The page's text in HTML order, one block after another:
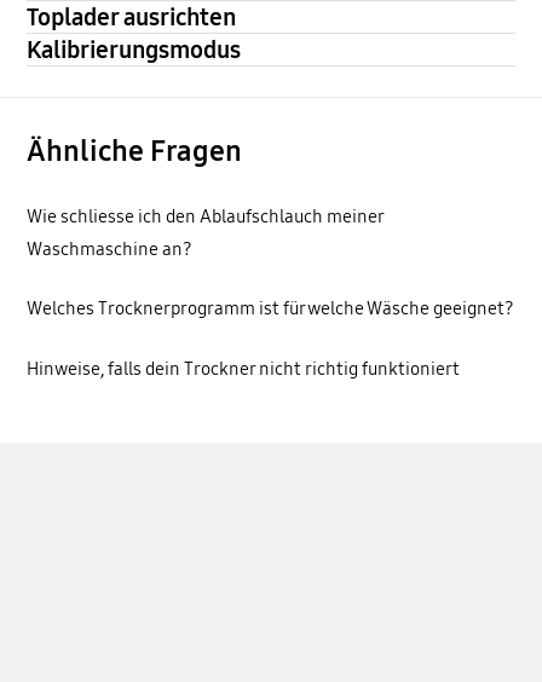
Toplader ausrichten
Kalibrierungsmodus
Ähnliche Fragen
Wie schliesse ich den Ablaufschlauch meiner
Waschmaschine an?
Welches Trocknerprogramm ist für welche Wäsche geeignet?
Hinweise, falls dein Trockner nicht richtig funktioniert